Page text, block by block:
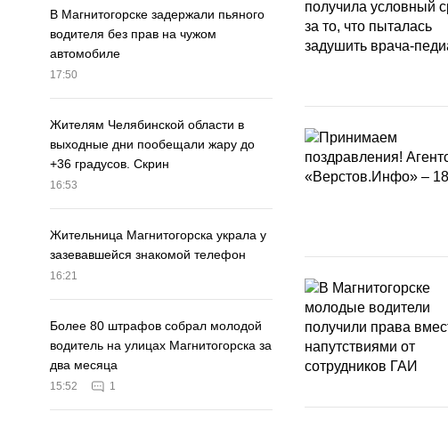
В Магнитогорске задержали пьяного
водителя без прав на чужом
автомобиле
17:50
Жителям Челябинской области в
выходные дни пообещали жару до
+36 градусов. Скрин
16:53
Жительница Магнитогорска украла у
зазевавшейся знакомой телефон
16:21
Более 80 штрафов собрал молодой
водитель на улицах Магнитогорска за
два месяца
15:52 1